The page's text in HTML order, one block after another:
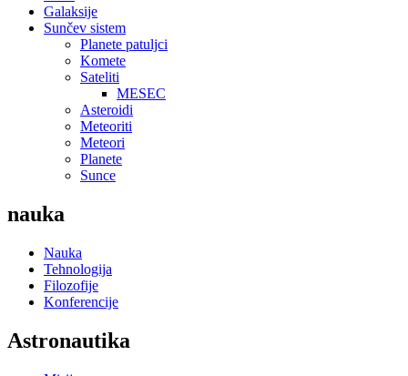
Galaksije
Sunčev sistem
Planete patuljci
Komete
Sateliti
MESEC
Asteroidi
Meteoriti
Meteori
Planete
Sunce
nauka
Nauka
Tehnologija
Filozofije
Konferencije
Astronautika